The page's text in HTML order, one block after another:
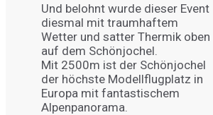
Und belohnt wurde dieser Event
diesmal mit traumhaftem
Wetter und satter Thermik oben
auf dem Schönjochel.
Mit 2500m ist der Schönjochel
der höchste Modellflugplatz in
Europa mit fantastischem
Alpenpanorama.